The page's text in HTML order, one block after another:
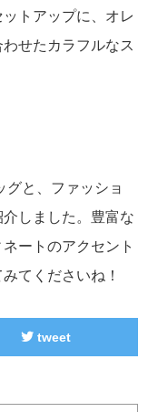
トアップに、オレ
せたカラフルなス
グと、ファッショ
しました。豊富な
ートのアクセント
てくださいね！
tweet